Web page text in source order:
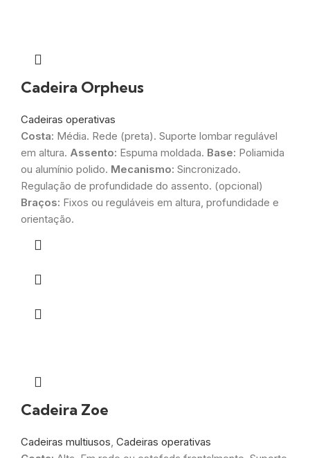
Cadeira Orpheus
Cadeiras operativas
Costa: Média. Rede (preta). Suporte lombar regulável
em altura. Assento: Espuma moldada. Base: Poliamida
ou alumínio polido. Mecanismo: Sincronizado.
Regulação de profundidade do assento. (opcional)
Braços: Fixos ou reguláveis em altura, profundidade e
orientação.
Cadeira Zoe
Cadeiras multiusos, Cadeiras operativas